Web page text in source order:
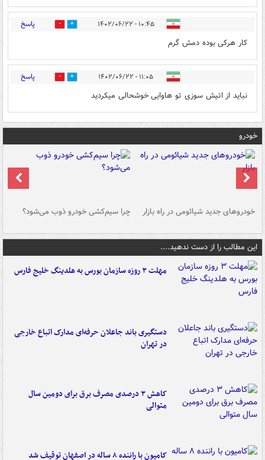
۱۰:۴۵ - ۱۴۰۲/۰۶/۲۲ 0 پاسخ
کار هرکی بوده دمش گرم
۱۱:۰۵ - ۱۴۰۲/۰۶/۲۲ 0 پاسخ
نباید از اتیش سوزی تو هاوایی خوشحالی میکردید
خودرو
خودروهای جدید شیائومی در راه بازار چرا سیم‌کشی خودرو ذوب می‌شود؟
این مطالب را از دست ندهید....
مهلت ۳ روزه سازمان بورس به هلدینگ خلیج فارس
دستگیری باند جاعلان حرفه‌ای مدارک اتباع خارجی
در تهران
کاهش ۳ درصدی مصرف برق برای دومین سال
متوالی
کامیون با راننده ۸ ساله در اصفهان توقیف شد